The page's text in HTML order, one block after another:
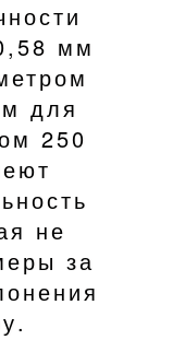
мм
для
250
не
за